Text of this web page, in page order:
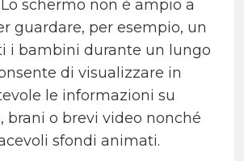
schermo non è ampio a
guardare, per esempio, un
i bambini durante un lungo
di visualizzare in
le informazioni su
brani o brevi video nonché
sfondi animati.